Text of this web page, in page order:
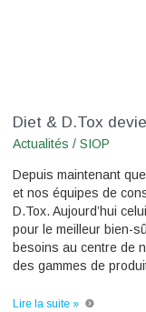
Diet & D.Tox
Actualités / SIOP
Depuis maintenant
et nos équipes de
D.Tox. Aujourd’hui
pour le meilleur bien-
besoins au centre de
des gammes de
Lire la suite »